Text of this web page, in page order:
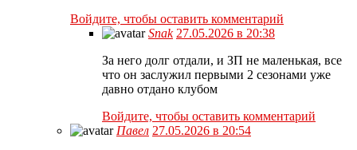
Войдите, чтобы оставить комментарий
Snak 27.05.2026 в 20:38
За него долг отдали, и ЗП не маленькая, все
что он заслужил первыми 2 сезонами уже
давно отдано клубом
Войдите, чтобы оставить комментарий
Павел 27.05.2026 в 20:54